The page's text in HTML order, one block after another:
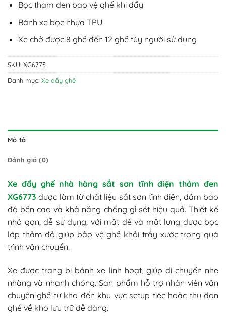
Bọc thảm đen bảo vệ ghế khi đẩy
Bánh xe bọc nhựa TPU
Xe chở được 8 ghế đến 12 ghế tùy người sử dụng
SKU: XG6773
Danh mục: Xe đẩy ghế
Mô tả
Đánh giá (0)
Xe đẩy ghế nhà hàng sắt sơn tĩnh điện thảm đen
XG6773 được làm từ chất liệu sắt sơn tĩnh điện, đảm bảo
độ bền cao và khả năng chống gỉ sét hiệu quả. Thiết kế
nhỏ gọn, dễ sử dụng, với mặt đế và mặt lưng được bọc
lớp thảm đỏ giúp bảo vệ ghế khỏi trầy xước trong quá
trình vận chuyển.
Xe được trang bị bánh xe linh hoạt, giúp di chuyển nhẹ
nhàng và nhanh chóng. Sản phẩm hỗ trợ nhân viên vận
chuyển ghế từ kho đến khu vực setup tiệc hoặc thu dọn
ghế về kho lưu trữ dễ dàng.